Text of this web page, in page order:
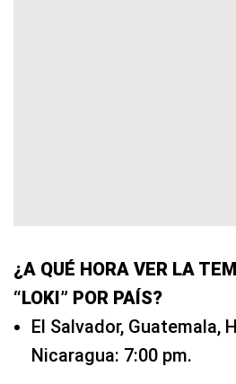
¿A QUÉ HORA VER LA
“LOKI” POR PAÍS?
El Salvador, Guatemala,
Nicaragua: 7:00 pm.